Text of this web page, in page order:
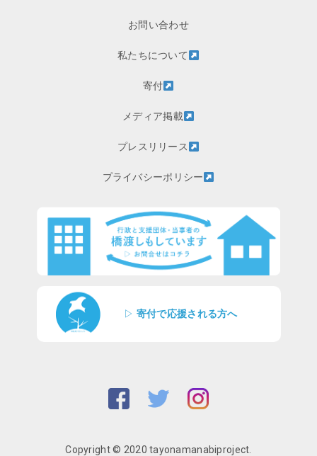
お問い合わせ
私たちについて
寄付
メディア掲載
プレスリリース
プライバシーポリシー
▷ 寄付で応援される方へ
Copyright © 2020 tayonamanabiproject.